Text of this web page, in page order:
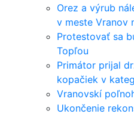
Orez a výrub
v meste Vranov
Protestovať sa
Topľou
Primátor prijal
kopačiek v
Vranovskí
Ukončenie